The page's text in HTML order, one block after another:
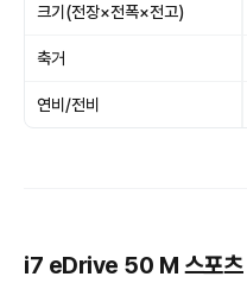
크기(전장×전폭×전고)
축거
연비/전비
i7 eDrive 50 M 스포츠